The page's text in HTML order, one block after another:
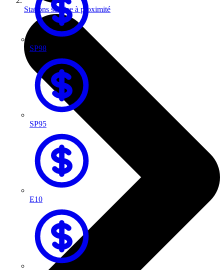
SP98
SP95
E10
Stations service à proximité